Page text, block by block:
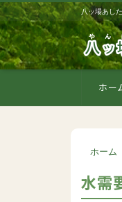
八ッ場あし
ホー
ホーム
水需